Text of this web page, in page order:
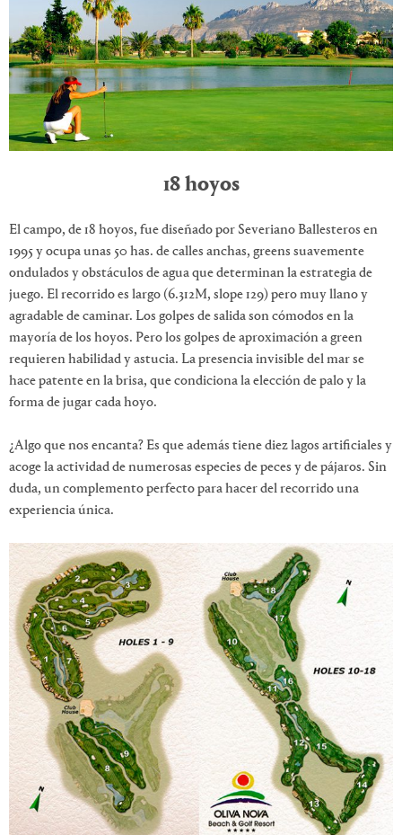
18 hoyos
El campo, de 18 hoyos, fue diseñado por Severiano Ballesteros en
1995 y ocupa unas 50 has. de calles anchas, greens suavemente
ondulados y obstáculos de agua que determinan la estrategia de
juego. El recorrido es largo (6.312M, slope 129) pero muy llano y
agradable de caminar. Los golpes de salida son cómodos en la
mayoría de los hoyos. Pero los golpes de aproximación a green
requieren habilidad y astucia. La presencia invisible del mar se
hace patente en la brisa, que condiciona la elección de palo y la
forma de jugar cada hoyo.
¿Algo que nos encanta? Es que además tiene diez lagos artificiales y
acoge la actividad de numerosas especies de peces y de pájaros. Sin
duda, un complemento perfecto para hacer del recorrido una
experiencia única.